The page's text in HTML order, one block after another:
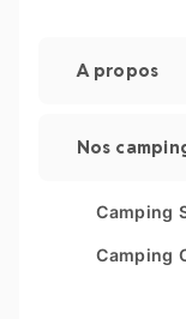
A propos
Plan du
Nos
Les
Parc
Camping
Camping